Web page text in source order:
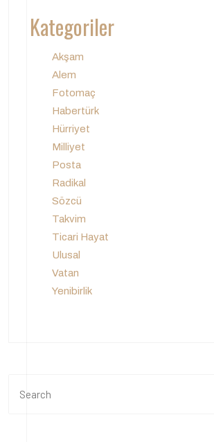
Kategoriler
Akşam
Alem
Fotomaç
Habertürk
Hürriyet
Milliyet
Posta
Radikal
Sözcü
Takvim
Ticari Hayat
Ulusal
Vatan
Yenibirlik